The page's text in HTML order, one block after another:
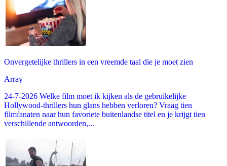
Onvergetelijke thrillers in een vreemde taal die je moet zien
Array
24-7-2026 Welke film moet ik kijken als de gebruikelijke
Hollywood-thrillers hun glans hebben verloren? Vraag tien
filmfanaten naar hun favoriete buitenlandse titel en je krijgt tien
verschillende antwoorden,...